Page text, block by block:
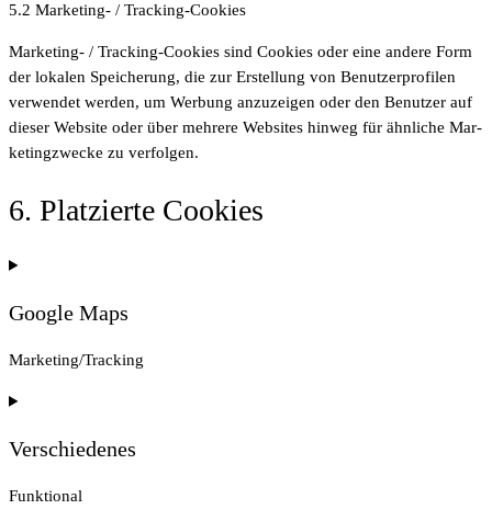
5.2 Mar­ke­ting- / Tracking-Cookies
Mar­ke­ting- / Track­ing-Coo­kies sind Coo­kies oder eine ande­re Form
der loka­len Spei­che­rung, die zur Erstel­lung von Benut­zer­pro­fi­len
ver­wen­det wer­den, um Wer­bung anzu­zei­gen oder den Benut­zer auf
die­ser Web­site oder über meh­re­re Web­sites hin­weg für ähn­li­che Mar­
ke­ting­zwe­cke zu verfolgen.
6. Plat­zier­te Cookies
Goog­le Maps
Marketing/Tracking
Con­
to
vice
Ver­schie­de­nes
Funk­tio­nal